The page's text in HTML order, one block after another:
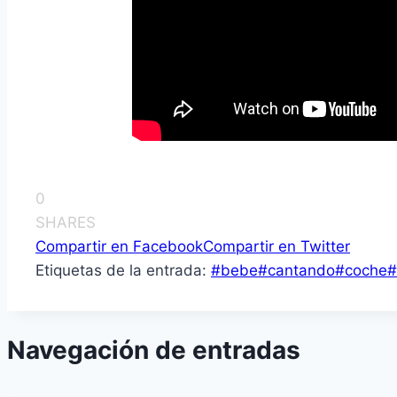
0
SHARES
Compartir en FacebookCompartir en Twitter
Etiquetas de la entrada: #bebe#cantando#coche#
Navegación de entradas